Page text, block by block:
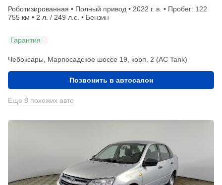
Роботизированная • Полный привод • 2022 г. в. • Пробег: 122
755 км • 2 л. / 249 л.с. • Бензин
Гарантия
Чебоксары, Марпосадское шоссе 19, корп. 2 (АС Tank)
Позвонить в автосалон
Еще 8 похожих авто